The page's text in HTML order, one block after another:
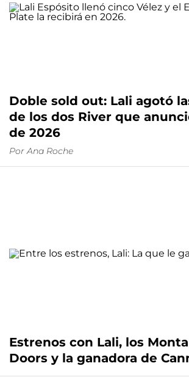
Doble sold out: Lali agotó
de los dos River que
de 2026
Por Ana Roche
Estrenos con Lali, los
Doors y la ganadora de